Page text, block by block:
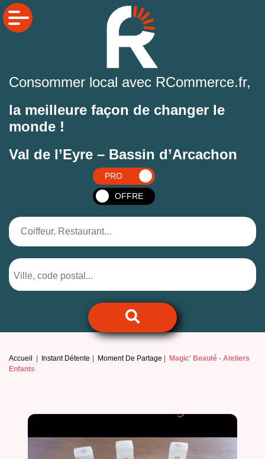
Consommer local avec RCommerce.fr,
la meilleure façon de changer le
monde !
Val de l’Eyre – Bassin d’Arcachon
PRO
OFFRE
Accueil Instant Détente Moment De Partage Magic' Beauté -Ateliers
Enfants